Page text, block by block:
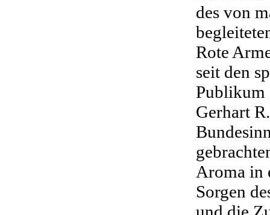
des von
Rote
seit den
Publikum
Gerhart
Aroma in
Sorgen